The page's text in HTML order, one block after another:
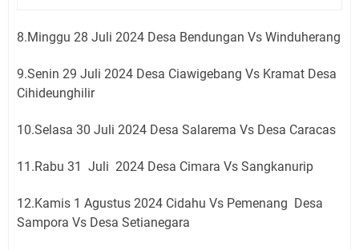
8.Minggu 28 Juli 2024 Desa Bendungan Vs Winduherang
9.Senin 29 Juli 2024 Desa Ciawigebang Vs Kramat Desa
Cihideunghilir
10.Selasa 30 Juli 2024 Desa Salarema Vs Desa Caracas
11.Rabu 31 Juli 2024 Desa Cimara Vs Sangkanurip
12.Kamis 1 Agustus 2024 Cidahu Vs Pemenang Desa
Sampora Vs Desa Setianegara